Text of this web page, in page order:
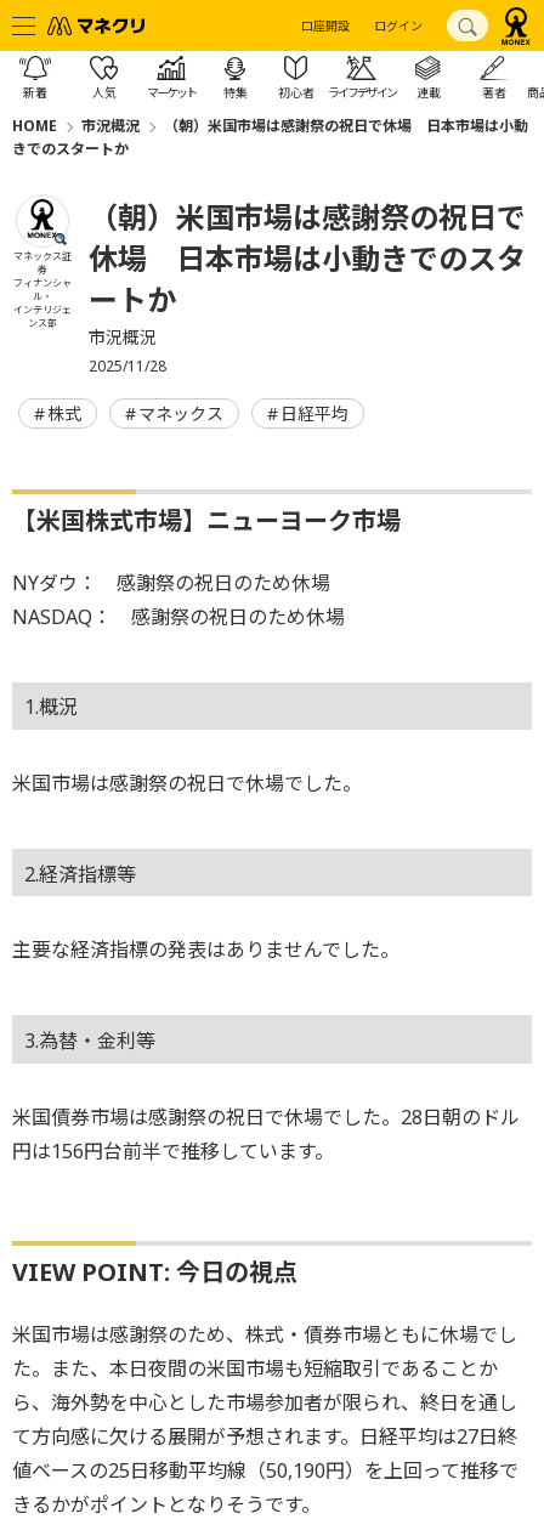
口座開設 ログイン
新着 人気 マーケット 特集 初心者 ライフデザイン 連載 著者 商
HOME 市況概況
（朝）米国市場は感謝祭の祝日で休場 日本市場は小動
きでのスタートか
マネックス証
券
フィナンシャ
ル・
インテリジェ
ンス部
（朝）米国市場は感謝祭の祝日で
休場 日本市場は小動きでのスタ
ートか
市況概況
2025/11/28
株式 マネックス 日経平均
【米国株式市場】ニューヨーク市場
NYダウ： 感謝祭の祝日のため休場
NASDAQ： 感謝祭の祝日のため休場
1.概況
米国市場は感謝祭の祝日で休場でした。
2.経済指標等
主要な経済指標の発表はありませんでした。
3.為替・金利等
米国債券市場は感謝祭の祝日で休場でした。28日朝のドル
円は156円台前半で推移しています。
VIEW POINT: 今日の視点
米国市場は感謝祭のため、株式・債券市場ともに休場でし
た。また、本日夜間の米国市場も短縮取引であることか
ら、海外勢を中心とした市場参加者が限られ、終日を通し
て方向感に欠ける展開が予想されます。日経平均は27日終
値ベースの25日移動平均線（50,190円）を上回って推移で
きるかがポイントとなりそうです。